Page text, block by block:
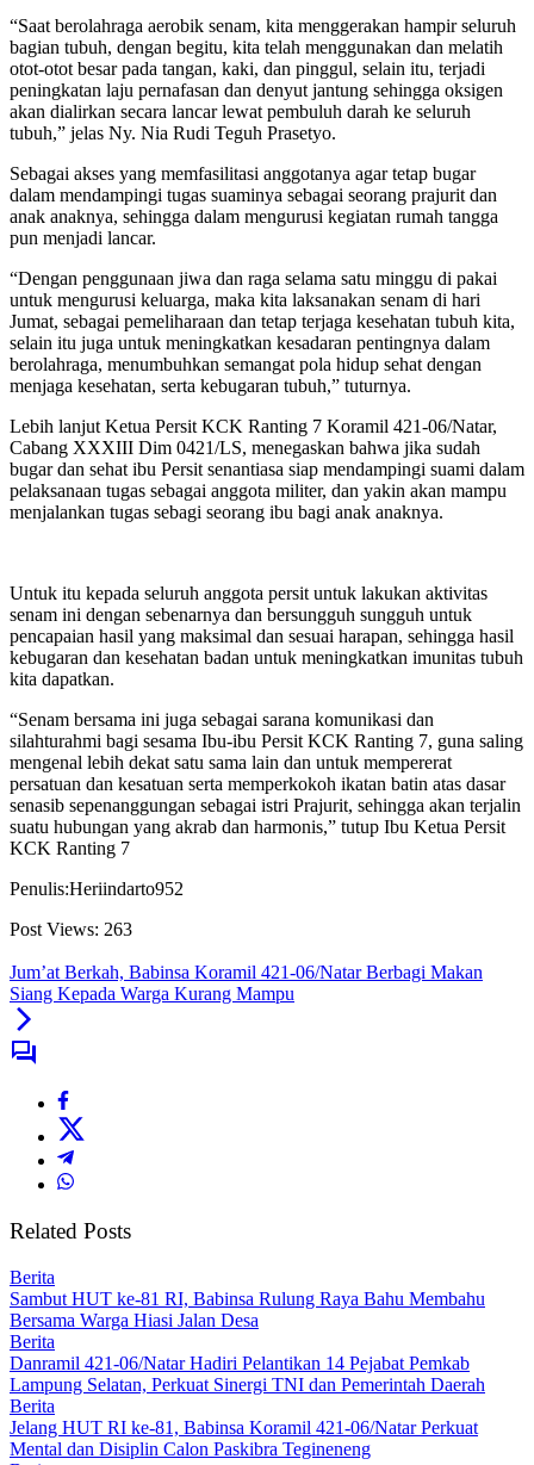
“Saat berolahraga aerobik senam, kita menggerakan hampir seluruh
bagian tubuh, dengan begitu, kita telah menggunakan dan melatih
otot-otot besar pada tangan, kaki, dan pinggul, selain itu, terjadi
peningkatan laju pernafasan dan denyut jantung sehingga oksigen
akan dialirkan secara lancar lewat pembuluh darah ke seluruh
tubuh,” jelas Ny. Nia Rudi Teguh Prasetyo.
Sebagai akses yang memfasilitasi anggotanya agar tetap bugar
dalam mendampingi tugas suaminya sebagai seorang prajurit dan
anak anaknya, sehingga dalam mengurusi kegiatan rumah tangga
pun menjadi lancar.
“Dengan penggunaan jiwa dan raga selama satu minggu di pakai
untuk mengurusi keluarga, maka kita laksanakan senam di hari
Jumat, sebagai pemeliharaan dan tetap terjaga kesehatan tubuh kita,
selain itu juga untuk meningkatkan kesadaran pentingnya dalam
berolahraga, menumbuhkan semangat pola hidup sehat dengan
menjaga kesehatan, serta kebugaran tubuh,” tuturnya.
Lebih lanjut Ketua Persit KCK Ranting 7 Koramil 421-06/Natar,
Cabang XXXIII Dim 0421/LS, menegaskan bahwa jika sudah
bugar dan sehat ibu Persit senantiasa siap mendampingi suami dalam
pelaksanaan tugas sebagai anggota militer, dan yakin akan mampu
menjalankan tugas sebagi seorang ibu bagi anak anaknya.
Untuk itu kepada seluruh anggota persit untuk lakukan aktivitas
senam ini dengan sebenarnya dan bersungguh sungguh untuk
pencapaian hasil yang maksimal dan sesuai harapan, sehingga hasil
kebugaran dan kesehatan badan untuk meningkatkan imunitas tubuh
kita dapatkan.
“Senam bersama ini juga sebagai sarana komunikasi dan
silahturahmi bagi sesama Ibu-ibu Persit KCK Ranting 7, guna saling
mengenal lebih dekat satu sama lain dan untuk mempererat
persatuan dan kesatuan serta memperkokoh ikatan batin atas dasar
senasib sepenanggungan sebagai istri Prajurit, sehingga akan terjalin
suatu hubungan yang akrab dan harmonis,” tutup Ibu Ketua Persit
KCK Ranting 7
Penulis:Heriindarto952
Post Views: 263
Jum’at Berkah, Babinsa Koramil 421-06/Natar Berbagi Makan
Siang Kepada Warga Kurang Mampu
Related Posts
Berita
Sambut HUT ke-81 RI, Babinsa Rulung Raya Bahu Membahu
Bersama Warga Hiasi Jalan Desa
Berita
Danramil 421-06/Natar Hadiri Pelantikan 14 Pejabat Pemkab
Lampung Selatan, Perkuat Sinergi TNI dan Pemerintah Daerah
Berita
Jelang HUT RI ke-81, Babinsa Koramil 421-06/Natar Perkuat
Mental dan Disiplin Calon Paskibra Tegineneng